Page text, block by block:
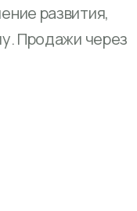
развития,
Продажи через